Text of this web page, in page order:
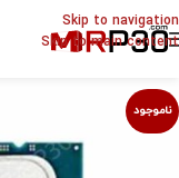
Skip to navigation
Skip to main content
ناموجود